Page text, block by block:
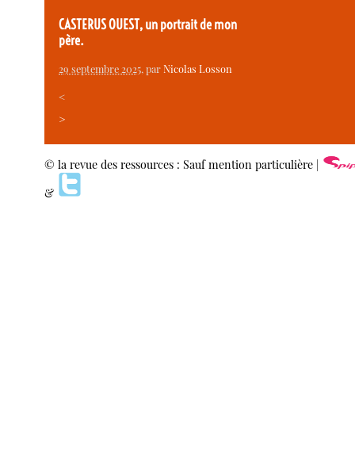
CASTERUS OUEST, un portrait de mon
père.
29 septembre 2025, parNicolas Losson
<
>
© la revue des ressources : Sauf mention particulière |
&